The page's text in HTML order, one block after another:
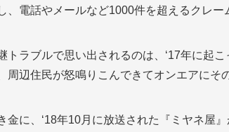
、電話やメールなど1000件を超えるクレ
トラブルで思い出されるのは、‘17年に起
周辺住民が怒鳴りこんできてオンエアにそ
金に、‘18年10月に放送された『ミヤネ屋